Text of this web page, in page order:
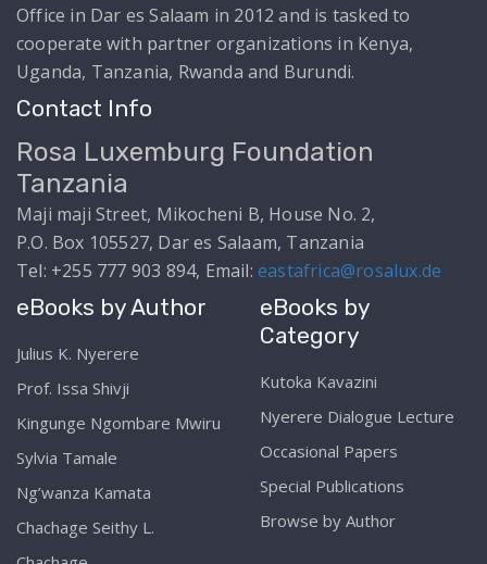
Office in Dar es Salaam in 2012 and is tasked to
cooperate with partner organizations in Kenya,
Uganda, Tanzania, Rwanda and Burundi.
Contact Info
Rosa Luxemburg Foundation
Tanzania
Maji maji Street, Mikocheni B, House No. 2,
P.O. Box 105527, Dar es Salaam, Tanzania
Tel: +255 777 903 894, Email: eastafrica@rosalux.de
eBooks by Author
Julius K. Nyerere
Prof. Issa Shivji
Kingunge Ngombare Mwiru
Sylvia Tamale
Ng’wanza Kamata
Chachage Seithy L.
eBooks by
Category
Kutoka Kavazini
Nyerere Dialogue Lecture
Occasional Papers
Special Publications
Browse by Author